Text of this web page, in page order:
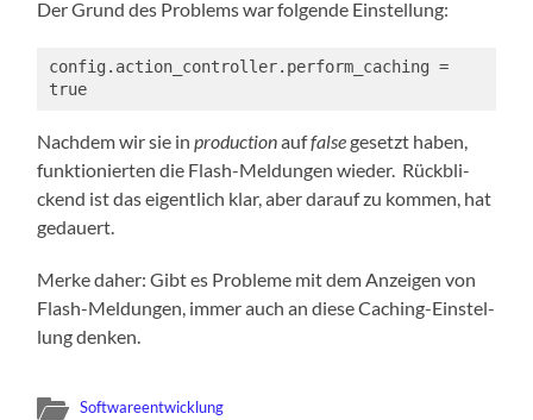
Der Grund des Pro­blems war fol­gen­de Einstellung:
config.action_controller.perform_caching =
true
Nach­dem wir sie in pro­duc­tionauffal­segesetzt haben,
funk­tio­nier­ten die Flash-Mel­dun­gen wie­der. Rück­bli­
ckend ist das eigent­lich klar, aber dar­auf zu kom­men, hat
gedauert.
Mer­ke daher: Gibt es Pro­ble­me mit dem Anzei­gen von
Flash-Mel­dun­gen, immer auch an die­se Caching-Ein­stel­
lung denken.
Softwareentwicklung